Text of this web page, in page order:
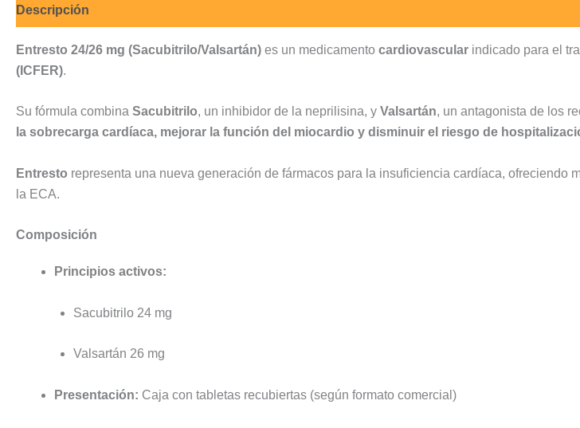
Descripción
Entresto 24/26 mg (Sacubitrilo/Valsartán) es un medicamento cardiovascular indicado para el
(ICFER).
Su fórmula combina Sacubitrilo, un inhibidor de la neprilisina, y Valsartán, un antagonista de los
la sobrecarga cardíaca, mejorar la función del miocardio y disminuir el riesgo de
Entresto representa una nueva generación de fármacos para la insuficiencia cardíaca,
la ECA.
Composición
Principios activos:
Sacubitrilo 24 mg
Valsartán 26 mg
Presentación: Caja con tabletas recubiertas (según formato comercial)